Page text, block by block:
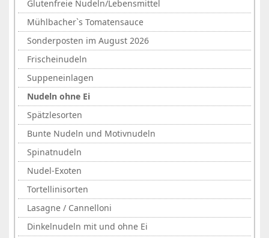
Glutenfreie Nudeln/Lebensmittel
Mühlbacher`s Tomatensauce
Sonderposten im August 2026
Frischeinudeln
Suppeneinlagen
Nudeln ohne Ei
Spätzlesorten
Bunte Nudeln und Motivnudeln
Spinatnudeln
Nudel-Exoten
Tortellinisorten
Lasagne / Cannelloni
Dinkelnudeln mit und ohne Ei